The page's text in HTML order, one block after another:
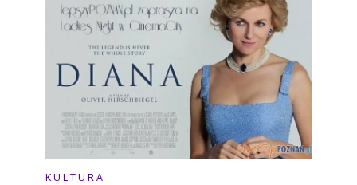
K U L T U R A